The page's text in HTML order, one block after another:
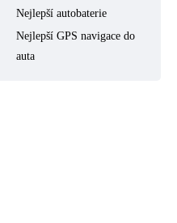
Nejlepší autobaterie
Nejlepší GPS navigace do
auta